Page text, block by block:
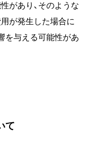
があり、そのような
が発生した場合に
を与える可能性があ
て